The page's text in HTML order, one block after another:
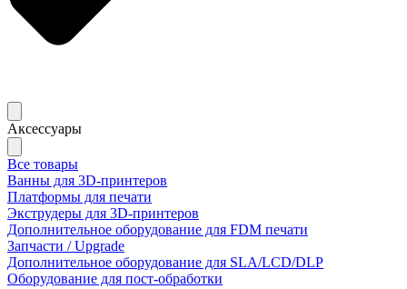
Аксессуары
Все товары
Ванны для 3D-принтеров
Платформы для печати
Экструдеры для 3D-принтеров
Дополнительное оборудование для FDM печати
Запчасти / Upgrade
Дополнительное оборудование для SLA/LCD/DLP
Оборудование для пост-обработки